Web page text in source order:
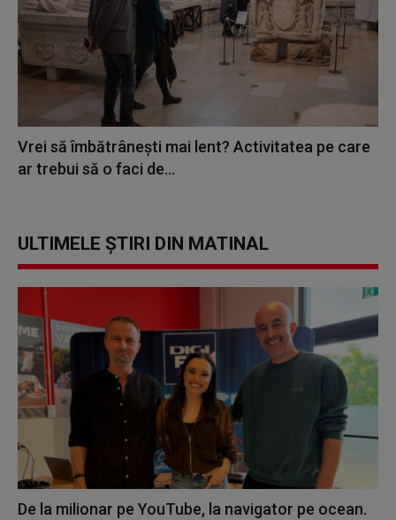
Vrei să îmbătrânești mai lent? Activitatea pe care
ar trebui să o faci de...
ULTIMELE ȘTIRI DIN MATINAL
De la milionar pe YouTube, la navigator pe ocean.